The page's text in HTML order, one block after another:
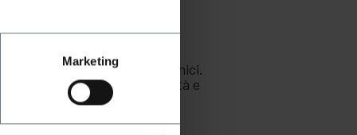
Marketing
facilmente dispositivi elettronici.
anche una buona qualità e
il corretto